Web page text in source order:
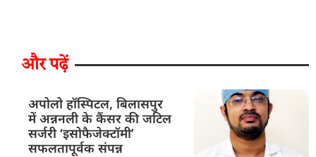
और पढ़ें
अपोलो हॉस्पिटल, बिलासपुर
में अन्ननली के कैंसर की जटिल
सर्जरी ‘इसोफैजेक्टॉमी’
सफलतापूर्वक संपन्न